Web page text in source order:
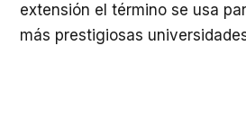
extensión el término se usa
más prestigiosas